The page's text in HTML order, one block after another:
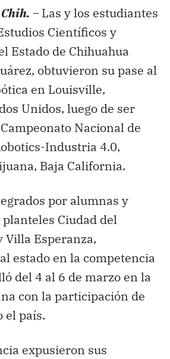
–Las y los estudiantes
Científicos y
Estado de Chihuahua
obtuvieron su pase al
en Louisville,
Unidos, luego de ser
Nacional de
Industria 4.0,
Baja California.
por alumnas y
Ciudad del
Villa Esperanza,
estado en la competencia
del 4 al 6 de marzo en la
con la participación de
el país.
expusieron sus